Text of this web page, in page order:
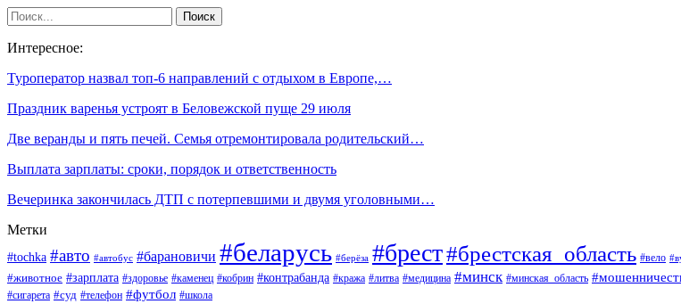
Интересное:
Туроператор назвал топ-6 направлений с отдыхом в Европе,…
Праздник варенья устроят в Беловежской пуще 29 июля
Две веранды и пять печей. Семья отремонтировала родительский…
Выплата зарплаты: сроки, порядок и ответственность
Вечеринка закончилась ДТП с потерпевшими и двумя уголовными…
Метки
#tochka #авто #автобус #барановичи #беларусь #берёза #брест#брестская_область #вело
#животное #зарплата #здоровье #каменец #кобрин #контрабанда #кража #литва #медицина #минск #минская_область
#сигарета #суд #телефон #футбол #школа